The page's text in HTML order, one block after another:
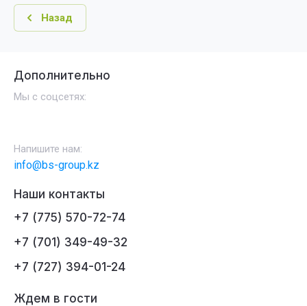
Назад
Наши контакты
+7 (775) 570-72-74
+7 (701) 349-49-32
+7 (727) 394-01-24
Дополнительно
Мы с соцсетях:
Напишите нам:
info@bs-group.kz
Ждем в гости